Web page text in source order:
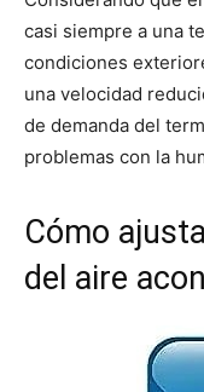
casi siempre a una
condiciones
una velocidad
de demanda del
problemas con la
Cómo
del aire